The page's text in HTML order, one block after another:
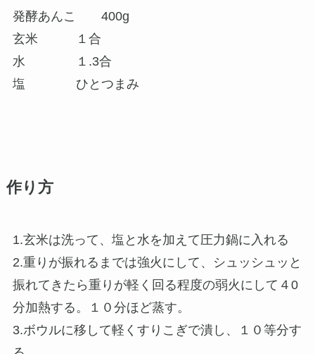
発酵あんこ 400g
玄米 １合
水 １.3合
塩 ひとつまみ
作り方
1.玄米は洗って、塩と水を加えて圧力鍋に入れる
2.重りが振れるまでは強火にして、シュッシュッと
振れてきたら重りが軽く回る程度の弱火にして４0
分加熱する。１０分ほど蒸す。
3.ボウルに移して軽くすりこぎで潰し、１０等分す